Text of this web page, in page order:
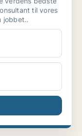
til vores
jobbet..